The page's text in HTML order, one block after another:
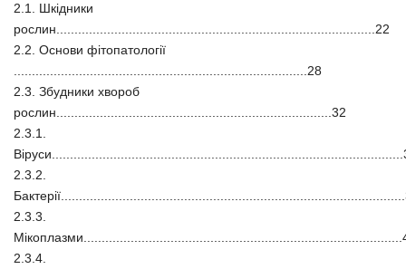
2.1. Шкідники
рослин........................................................................................22
2.2. Основи фітопатології
.................................................................................28
2.3. Збудники хвороб
рослин............................................................................32
2.3.1.
2.3.2.
2.3.3.
2.3.4.